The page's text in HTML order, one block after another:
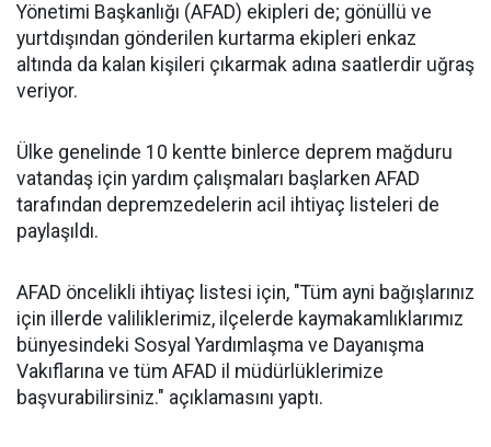
Yönetimi Başkanlığı (AFAD) ekipleri de; gönüllü ve
yurtdışından gönderilen kurtarma ekipleri enkaz
altında da kalan kişileri çıkarmak adına saatlerdir uğraş
veriyor.
Ülke genelinde 10 kentte binlerce deprem mağduru
vatandaş için yardım çalışmaları başlarken AFAD
tarafından depremzedelerin acil ihtiyaç listeleri de
paylaşıldı.
AFAD öncelikli ihtiyaç listesi için, "Tüm ayni bağışlarınız
için illerde valiliklerimiz, ilçelerde kaymakamlıklarımız
bünyesindeki Sosyal Yardımlaşma ve Dayanışma
Vakıflarına ve tüm AFAD il müdürlüklerimize
başvurabilirsiniz." açıklamasını yaptı.